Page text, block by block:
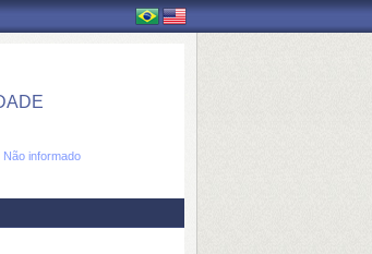
Não informado